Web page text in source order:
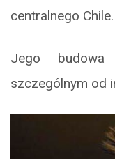
centralnego Chile.
Jego
szczególnym od